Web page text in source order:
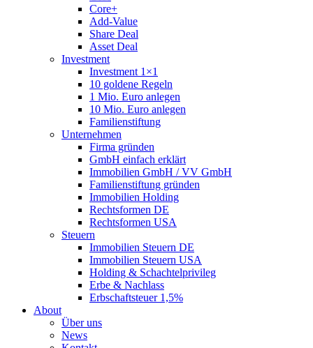
Core+
Add-Value
Share Deal
Asset Deal
Investment
Investment 1×1
10 goldene Regeln
1 Mio. Euro anlegen
10 Mio. Euro anlegen
Familienstiftung
Unternehmen
Firma gründen
GmbH einfach erklärt
Immobilien GmbH / VV GmbH
Familienstiftung gründen
Immobilien Holding
Rechtsformen DE
Rechtsformen USA
Steuern
Immobilien Steuern DE
Immobilien Steuern USA
Holding & Schachtelprivileg
Erbe & Nachlass
Erbschaftsteuer 1,5%
About
Über uns
News